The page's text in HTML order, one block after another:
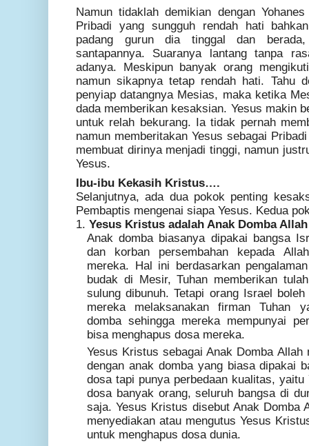
Namun tidaklah demikian dengan
Pribadi yang sungguh rendah hati
padang gurun dia tinggal dan
santapannya. Suaranya lantang tanpa
adanya. Meskipun banyak orang
namun sikapnya tetap rendah hati. Tahu
penyiap datangnya Mesias, maka ketika
dada memberikan kesaksian. Yesus makin
untuk relah bekurang. Ia tidak pernah
namun memberitakan Yesus sebagai
membuat dirinya menjadi tinggi, namun
Yesus.
Ibu-ibu Kekasih Kristus….
Selanjutnya, ada dua pokok penting
Pembaptis mengenai siapa Yesus. Kedua
1. Yesus Kristus adalah Anak Domba Allah
Anak domba biasanya dipakai bangsa
dan korban persembahan kepada
mereka. Hal ini berdasarkan
budak di Mesir, Tuhan memberikan
sulung dibunuh. Tetapi orang Israel
mereka melaksanakan firman Tuhan
domba sehingga mereka mempunyai
bisa menghapus dosa mereka.
Yesus Kristus sebagai Anak Domba Allah
dengan anak domba yang biasa dipakai
dosa tapi punya perbedaan kualitas,
dosa banyak orang, seluruh bangsa di
saja. Yesus Kristus disebut Anak Domba
menyediakan atau mengutus Yesus
untuk menghapus dosa dunia.